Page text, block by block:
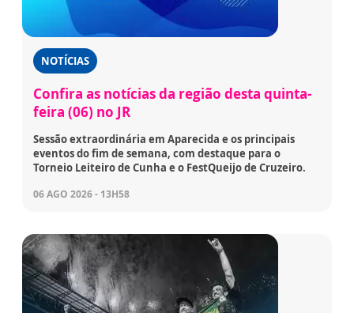
NOTÍCIAS
Confira as notícias da região desta quinta-
feira (06) no JR
Sessão extraordinária em Aparecida e os principais
eventos do fim de semana, com destaque para o
Torneio Leiteiro de Cunha e o FestQueijo de Cruzeiro.
06 AGO 2026 - 13H58